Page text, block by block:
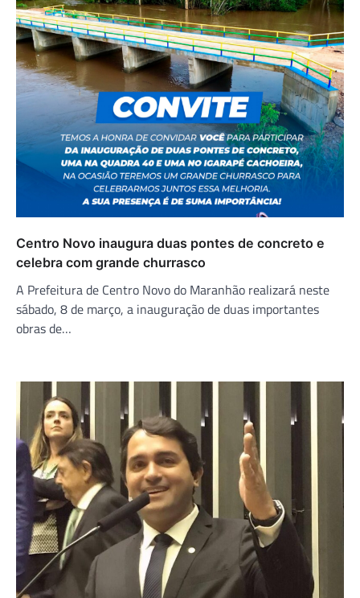
Centro Novo inaugura duas pontes de concreto e
celebra com grande churrasco
A Prefeitura de Centro Novo do Maranhão realizará neste
sábado, 8 de março, a inauguração de duas importantes
obras de…